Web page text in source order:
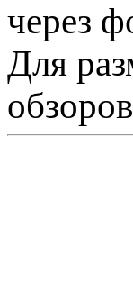
через
Для